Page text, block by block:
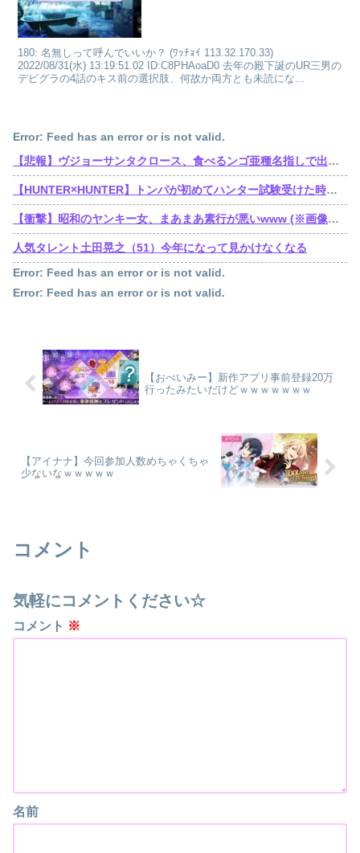
180: 名無しって呼んでいいか？ (ﾜｯﾁｮｲ 113.32.170.33)
2022/08/31(水) 13:19:51.02 ID:C8PHAoaD0 去年の殿下誕のUR三男の
デビグラの4話のキス前の選択肢、何故か両方とも未読にな...
Error: Feed has an error or is not valid.
【悲報】ヴジョーサンタクロース、食べるンゴ亜種名指しで出禁されてた
【HUNTER×HUNTER】トンパが初めてハンター試験受けた時ってゴンより若かったんだね
【衝撃】昭和のヤンキー女、まあまあ素行が悪いwww (※画像あり)
人気タレント土田晃之（51）今年になって見かけなくなる
Error: Feed has an error or is not valid.
Error: Feed has an error or is not valid.
【おべいみー】新作アプリ事前登録20万
行ったみたいだけどｗｗｗｗｗｗｗ
【アイナナ】今回参加人数めちゃくちゃ
少ないなｗｗｗｗｗ
コメント
気軽にコメントください☆
コメント ※
名前